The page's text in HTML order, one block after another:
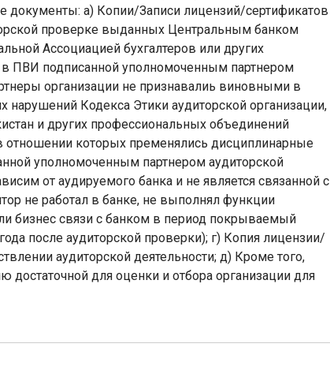
документы: a) Копии/Записи лицензий/сертификатов
проверке выданных Центральным банком
Ассоциацией бухгалтеров или других
ПВИ подписанной уполномоченным партнером
организации не признавалиь виновными в
Кодекса Этики аудиторской организации,
и других профессиональных объединений
отношении которых пременялись дисциплинарные
уполномоченным партнером аудиторской
от аудируемого банка и не является связанной с
не работал в банке, не выполнял функции
бизнес связи с банком в период покрываемый
после аудиторской проверки); г) Копия лицензии/
аудиторской деятельности; д) Кроме того,
для оценки и отбора организации для